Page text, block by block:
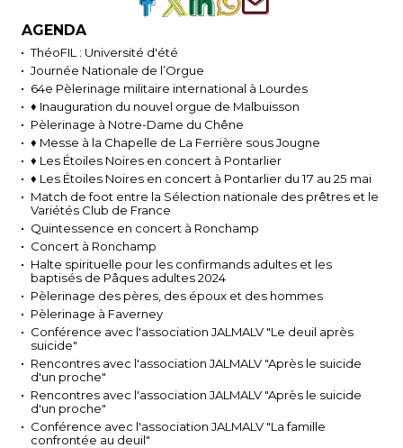
AGENDA
ThéoFIL : Université d'été
Journée Nationale de l’Orgue
64e Pèlerinage militaire international à Lourdes
♦ Inauguration du nouvel orgue de Malbuisson
Pèlerinage à Notre-Dame du Chêne
♦ Messe à la Chapelle de La Ferrière sous Jougne
♦ Les Étoiles Noires en concert à Pontarlier
♦ Les Étoiles Noires en concert à Pontarlier du 17 au 25 mai
Match de foot entre la Sélection nationale des prêtres et le
Variétés Club de France
Quintessence en concert à Ronchamp
Concert à Ronchamp
Halte spirituelle pour les confirmands adultes et les
baptisés de Pâques adultes 2024
Pèlerinage des pères, des époux et des hommes
Pèlerinage à Faverney
Conférence avec l'association JALMALV "Le deuil après
suicide"
Rencontres avec l'association JALMALV "Après le suicide
d'un proche"
Rencontres avec l'association JALMALV "Après le suicide
d'un proche"
Conférence avec l'association JALMALV "La famille
confrontée au deuil"